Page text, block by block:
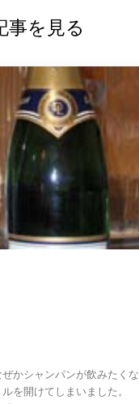
事を見る
かシャンパンが飲みたくな
を開けてしまいました。